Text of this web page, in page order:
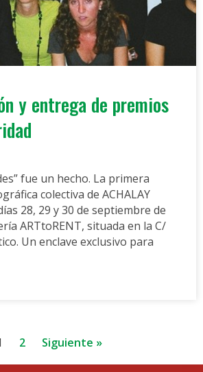
y entrega de premios
fue un hecho. La primera
colectiva de ACHALAY
28, 29 y 30 de septiembre de
ARTtoRENT, situada en la C/
Un enclave exclusivo para
2 Siguiente »